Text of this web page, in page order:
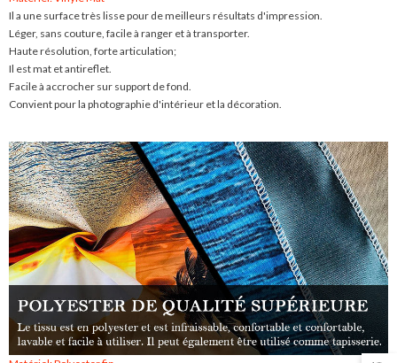
Il a une surface très lisse pour de meilleurs résultats d'impression.
Léger, sans couture, facile à ranger et à transporter.
Haute résolution, forte articulation;
Il est mat et antireflet.
Facile à accrocher sur support de fond.
Convient pour la photographie d'intérieur et la décoration.